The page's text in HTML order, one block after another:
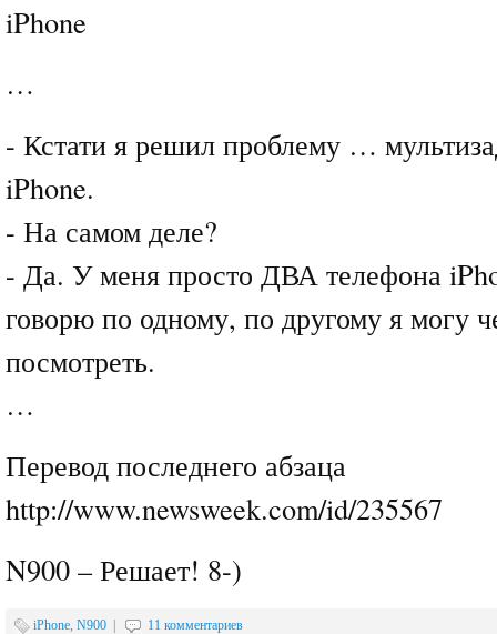
iPhone
…
- Кстати я решил проблему …
iPhone.
- На самом деле?
- Да. У меня просто ДВА телефона
говорю по одному, по другому я могу
посмотреть.
…
Перевод последнего абзаца
http://www.newsweek.com/id/235567
N900 – Решает! 8-)
iPhone, N900 11 комментариев